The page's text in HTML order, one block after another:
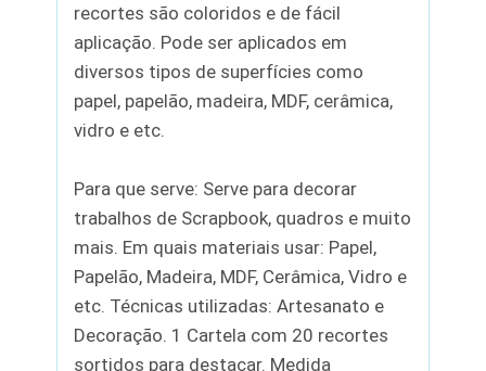
recortes são coloridos e de fácil
aplicação. Pode ser aplicados em
diversos tipos de superfícies como
papel, papelão, madeira, MDF, cerâmica,
vidro e etc.
Para que serve: Serve para decorar
trabalhos de Scrapbook, quadros e muito
mais. Em quais materiais usar: Papel,
Papelão, Madeira, MDF, Cerâmica, Vidro e
etc. Técnicas utilizadas: Artesanato e
Decoração. 1 Cartela com 20 recortes
sortidos para destacar. Medida